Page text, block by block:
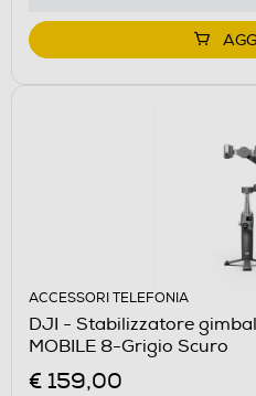
ACCESSORI TELEFONIA
DJI - Stabilizzatore
MOBILE 8-Grigio Scuro
€ 159,00